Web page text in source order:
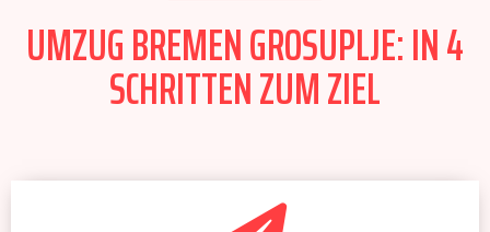
UMZUG BREMEN GROSUPLJE: IN 4
SCHRITTEN ZUM ZIEL